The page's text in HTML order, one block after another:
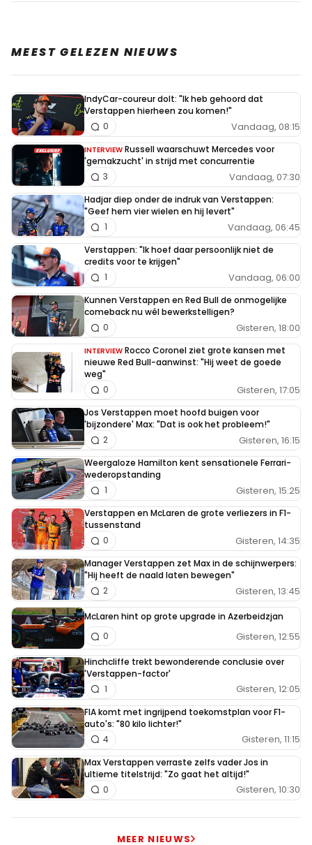
MEEST GELEZEN NIEUWS
IndyCar-coureur dolt: "Ik heb gehoord dat
Verstappen hierheen zou komen!"
Vandaag, 08:15
0
INTERVIEW Russell waarschuwt Mercedes voor
'gemakzucht' in strijd met concurrentie
Vandaag, 07:30
3
Hadjar diep onder de indruk van Verstappen:
"Geef hem vier wielen en hij levert"
Vandaag, 06:45
1
Verstappen: "Ik hoef daar persoonlijk niet de
credits voor te krijgen"
Vandaag, 06:00
1
Kunnen Verstappen en Red Bull de onmogelijke
comeback nu wél bewerkstelligen?
Gisteren, 18:00
0
INTERVIEW Rocco Coronel ziet grote kansen met
nieuwe Red Bull-aanwinst: "Hij weet de goede
weg"
Gisteren, 17:05
0
Jos Verstappen moet hoofd buigen voor
'bijzondere' Max: "Dat is ook het probleem!"
Gisteren, 16:15
2
Weergaloze Hamilton kent sensationele Ferrari-
wederopstanding
Gisteren, 15:25
1
Verstappen en McLaren de grote verliezers in F1-
tussenstand
Gisteren, 14:35
0
Manager Verstappen zet Max in de schijnwerpers:
"Hij heeft de naald laten bewegen"
Gisteren, 13:45
2
McLaren hint op grote upgrade in Azerbeidzjan
Gisteren, 12:55
0
Hinchcliffe trekt bewonderende conclusie over
'Verstappen-factor'
Gisteren, 12:05
1
FIA komt met ingrijpend toekomstplan voor F1-
auto's: "80 kilo lichter!"
Gisteren, 11:15
4
Max Verstappen verraste zelfs vader Jos in
ultieme titelstrijd: "Zo gaat het altijd!"
Gisteren, 10:30
0
MEER NIEUWS